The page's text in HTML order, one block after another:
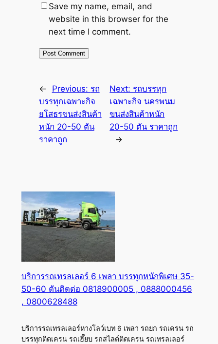
Save my name, email, and
website in this browser for the
next time I comment.
← Previous: รถ
บรรทุกเฉพาะกิจ
ยโสธรขนส่งสินค้า
หนัก 20-50 ตัน
ราคาถูก
Next: รถบรรทุก
เฉพาะกิจ นครพนม
ขนส่งสินค้าหนัก
20-50 ตัน ราคาถูก
→
บริการรถเทรลเลอร์ 6 เพลา บรรทุกหนักพิเศษ 35-
50-60 ตันติดต่อ 0818900005 , 0888000456
, 0800628488
บริการรถเทรลเลอร์หางโลว์เบท 6 เพลา รถยก รถเครน รถ
บรรทุกติดเครน รถเฮี๊ยบ รถสไลด์ติดเครน รถเทรลเลอร์